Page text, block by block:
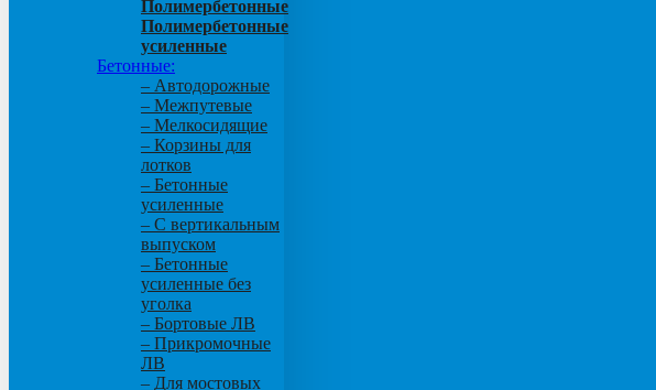
Полимербетонные
Полимербетонные
усиленные
Бетонные:
– Автодорожные
– Межпутевые
– Мелкосидящие
– Корзины для
лотков
– Бетонные
усиленные
– С вертикальным
выпуском
– Бетонные
усиленные без
уголка
– Бортовые ЛВ
– Прикромочные
ЛВ
– Для мостовых